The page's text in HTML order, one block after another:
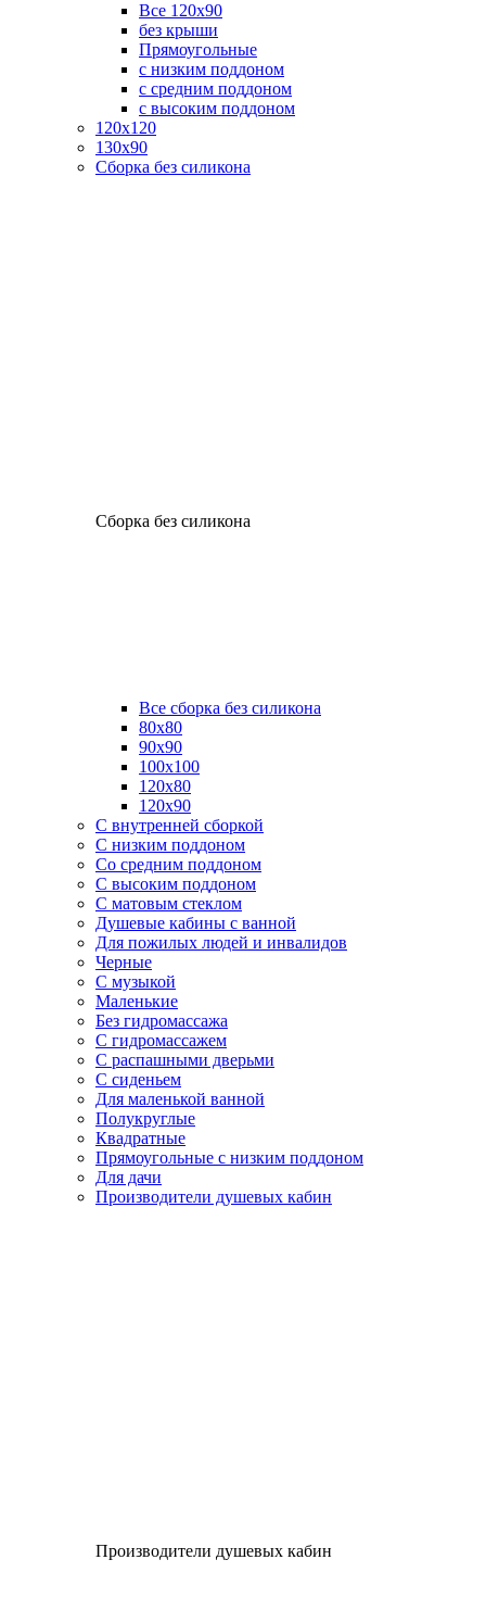
Все 120х90
без крыши
Прямоугольные
с низким поддоном
с средним поддоном
с высоким поддоном
120х120
130х90
Сборка без силикона
Сборка без силикона
Все сборка без силикона
80х80
90х90
100х100
120х80
120х90
С внутренней сборкой
C низким поддоном
Со средним поддоном
С высоким поддоном
С матовым стеклом
Душевые кабины с ванной
Для пожилых людей и инвалидов
Черные
С музыкой
Маленькие
Без гидромассажа
С гидромассажем
С распашными дверьми
С сиденьем
Для маленькой ванной
Полукруглые
Квадратные
Прямоугольные с низким поддоном
Для дачи
Производители душевых кабин
Производители душевых кабин